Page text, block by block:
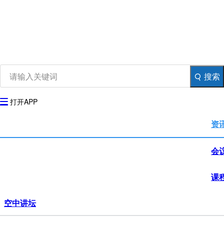
搜索
打开APP
资
会
课
空中讲坛